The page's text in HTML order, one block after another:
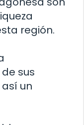
región.
sus
un